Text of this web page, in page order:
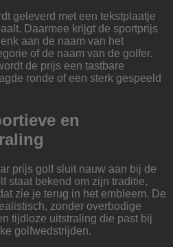
geleverd met een tekstplaatje
Daarmee krijgt de sportprijs
aan de naam van het
of de naam van de golfer.
de prijs een tastbare
ronde of een sterk gespeeld
en
prijs golf sluit nauw aan bij de
staat bekend om zijn traditie,
zie je terug in het embleem. De
zonder overbodige
tijdloze uitstraling die past bij
golfwedstrijden.